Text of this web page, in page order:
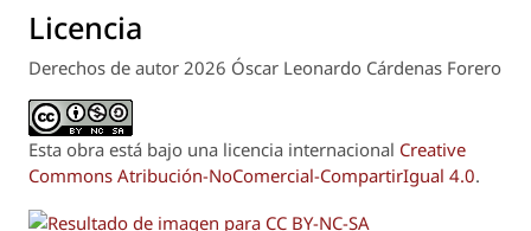
Licencia
Derechos de autor 2026 Óscar Leonardo Cárdenas Forero
Esta obra está bajo una licencia internacional Creative
Commons Atribución-NoComercial-CompartirIgual 4.0.